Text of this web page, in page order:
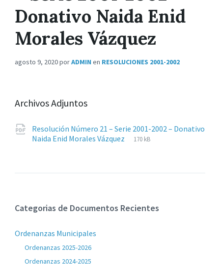
Donativo Naida Enid
Morales Vázquez
agosto 9, 2020porADMIN en RESOLUCIONES 2001-2002
Archivos Adjuntos
Resolución Número 21 – Serie 2001-2002 – Donativo
Naida Enid Morales Vázquez
Extensiones
pdf
Tamaño
170 kB
Categorias de Documentos Recientes
Ordenanzas Municipales
Ordenanzas 2025-2026
Ordenanzas 2024-2025